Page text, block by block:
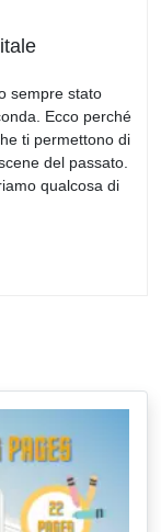
sempre stato
Ecco perché
ti permettono di
del passato.
qualcosa di